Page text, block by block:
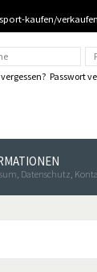
kaufen/verkaufen
Passwort
Datenschutz,